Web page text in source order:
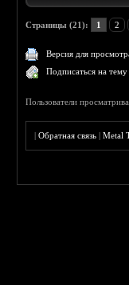
Страницы (21): 1 2
Версия для
Подписаться на тему
Пользователи
|Обратная связь |Metal